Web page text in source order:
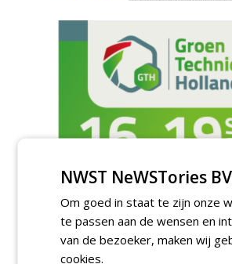
TENDERS
Gemeente Tilburg gunt
NWST NeWSTories BV
Om goed in staat te zijn onze
te passen aan de wensen en
van de bezoeker, maken wij
cookies.